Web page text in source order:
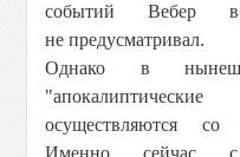
событий Вебер
не предусматривал.
Однако в
осуществляются со
Именно сейчас с